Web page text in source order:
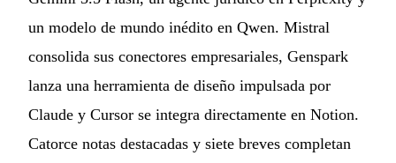
un modelo de mundo inédito en Qwen. Mistral
consolida sus conectores empresariales, Genspark
lanza una herramienta de diseño impulsada por
Claude y Cursor se integra directamente en Notion.
Catorce notas destacadas y siete breves completan